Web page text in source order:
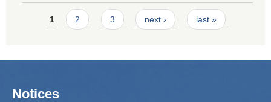
Pages
1 2 3 next › last »
Notices